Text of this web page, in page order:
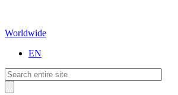
Worldwide
EN